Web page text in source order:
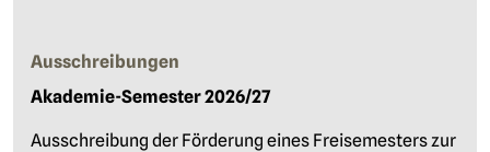
Ausschreibungen
Akademie-Semester 2026/27
Ausschreibung der Förderung eines Freisemesters zur